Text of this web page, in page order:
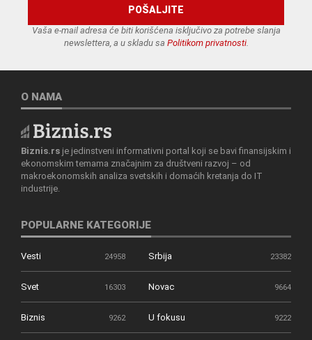
Vaša e-mail adresa će biti korišćena isključivo za potrebe slanja
newslettera, a u skladu sa Politikom privatnosti.
O NAMA
Biznis.rs je jedinstveni informativni portal koji se bavi finansijskim i
ekonomskim temama značajnim za društveni razvoj – od
makroekonomskih analiza svetskih i domaćih kretanja do IT
industrije.
POPULARNE KATEGORIJE
Vesti 24958 Srbija 23382
Svet 16303 Novac 9664
Biznis 9262 U fokusu 9222